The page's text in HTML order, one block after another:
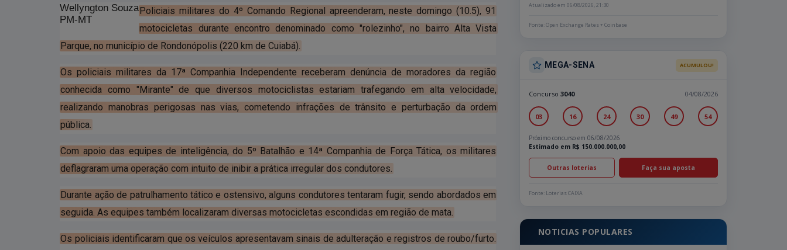
Wellyngton Souza
PM-MT
Policiais militares do 4º Comando Regional apreenderam, neste domingo (10.5), 91
motocicletas durante encontro denominado como "rolezinho", no bairro Alta Vista
Parque, no município de Rondonópolis (220 km de Cuiabá).
Os policiais militares da 17ª Companhia Independente receberam denúncia de moradores da região
conhecida como "Mirante" de que diversos motociclistas estariam trafegando em alta velocidade,
realizando manobras perigosas nas vias, cometendo infrações de trânsito e perturbação da ordem
pública.
Com apoio das equipes de inteligência, do 5º Batalhão e 14ª Companhia de Força Tática, os militares
deflagraram uma operação com intuito de inibir a prática irregular dos condutores.
Durante ação de patrulhamento tático e ostensivo, alguns condutores tentaram fugir, sendo abordados em
seguida. As equipes também localizaram diversas motocicletas escondidas em região de mata.
Os policiais identificaram que os veículos apresentavam sinais de adulteração e registros de roubo/furto.
Atualizado em 06/08/2026, 21:30
Fonte: Open Exchange Rates + Coinbase
MEGA-SENA ACUMULOU!
Concurso 3040 04/08/2026
03 16 24 30 49 54
Próximo concurso em 06/08/2026
Estimado em R$ 150.000.000,00
Outras loterias Faça sua aposta
Fonte: Loterias CAIXA
NOTICIAS POPULARES